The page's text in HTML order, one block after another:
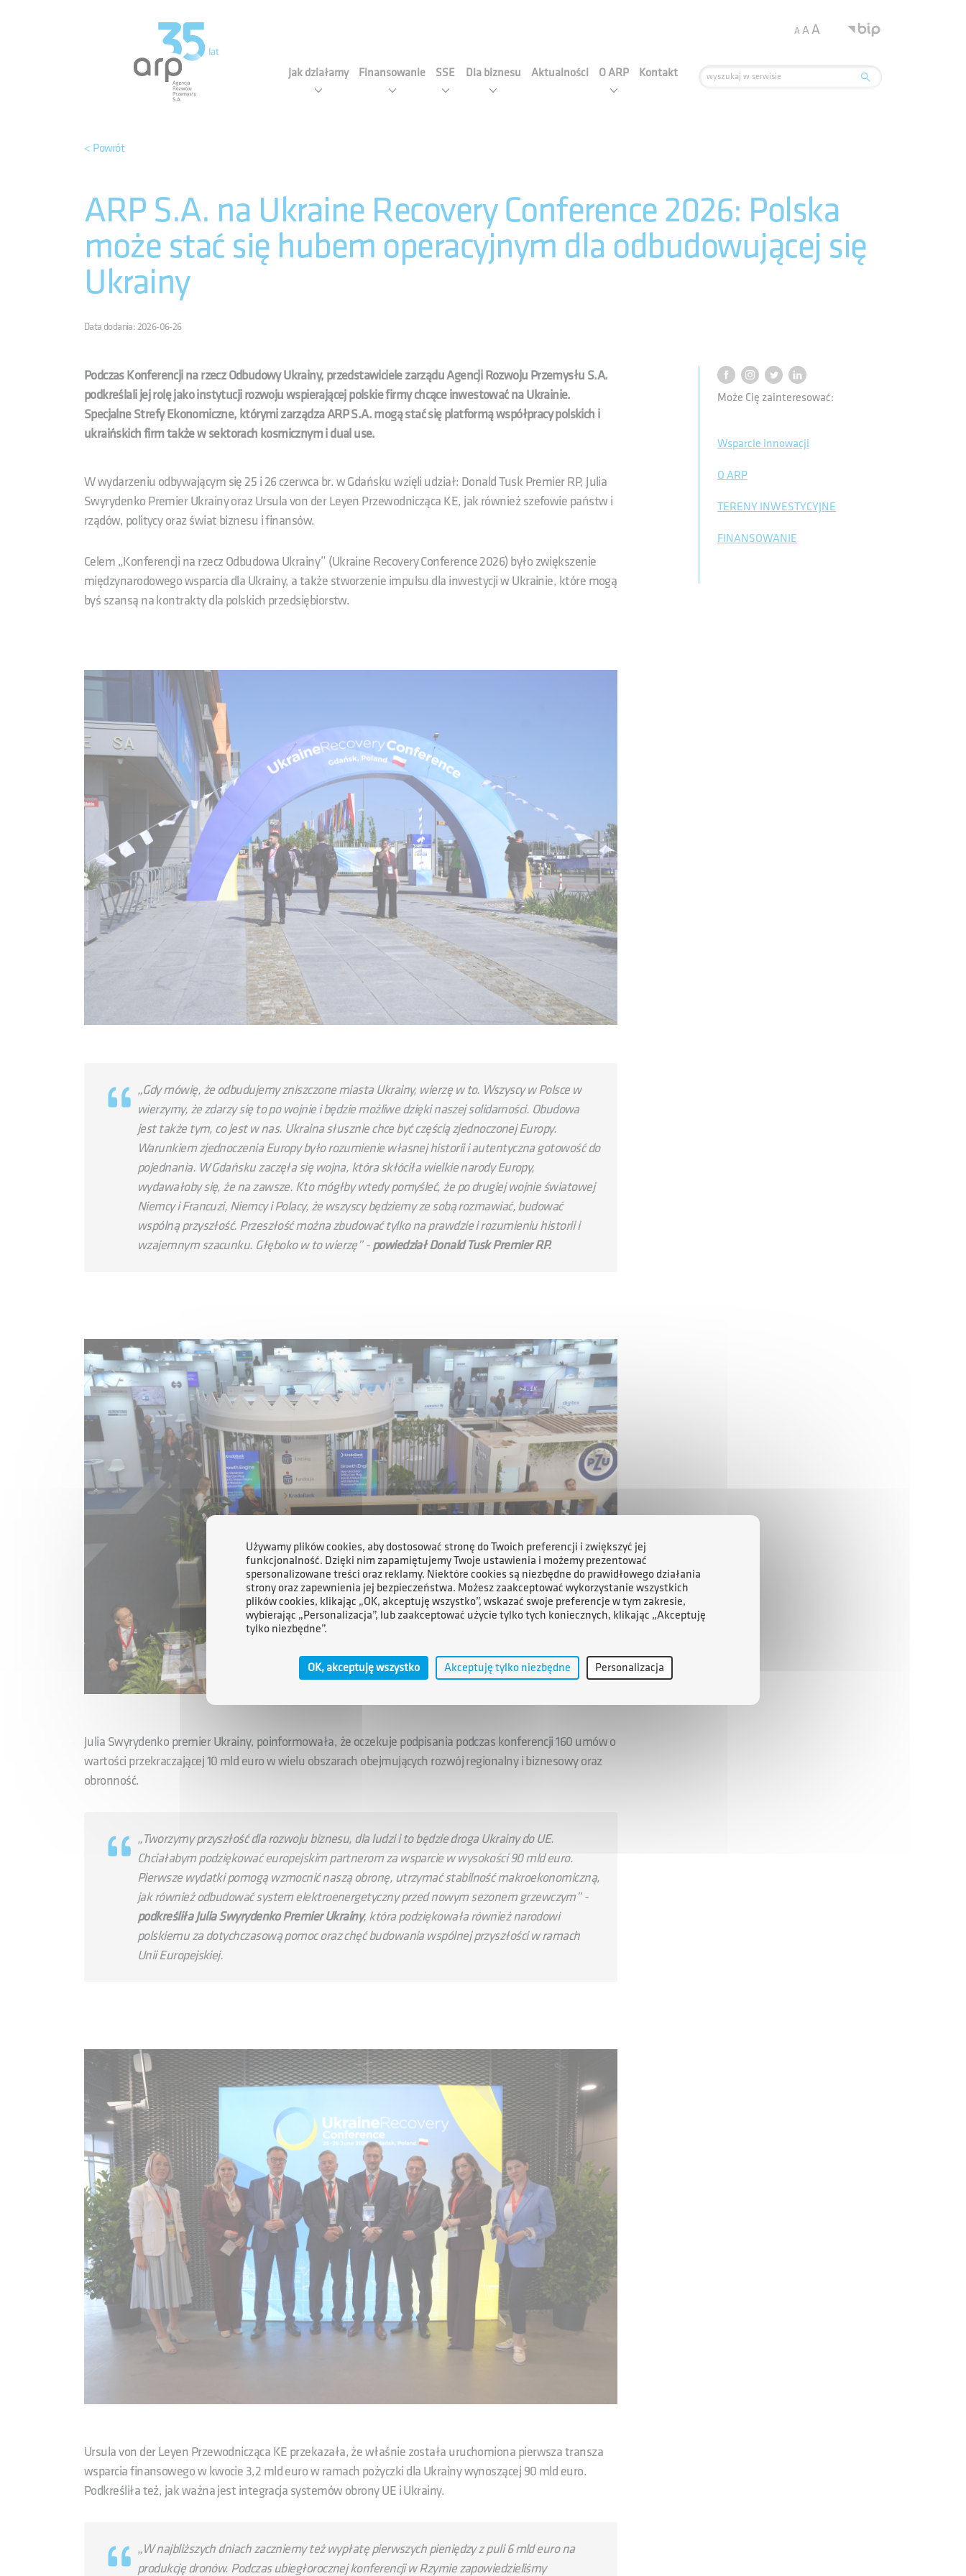
Jak działamy Finansowanie SSE Dla biznesu Aktualności O ARP Kontakt
AAA
< Powrót
ARP S.A. na Ukraine Recovery Conference 2026: Polska
może stać się hubem operacyjnym dla odbudowującej się
Ukrainy
Data dodania: 2026-06-26
Podczas Konferencji na rzecz Odbudowy Ukrainy, przedstawiciele zarządu Agencji Rozwoju Przemysłu S.A.
podkreślali jej rolę jako instytucji rozwoju wspierającej polskie firmy chcące inwestować na Ukrainie.
Specjalne Strefy Ekonomiczne, którymi zarządza ARP S.A. mogą stać się platformą współpracy polskich i
ukraińskich firm także w sektorach kosmicznym i dual use.
W wydarzeniu odbywającym się 25 i 26 czerwca br. w Gdańsku wzięli udział: Donald Tusk Premier RP, Julia
Swyrydenko Premier Ukrainy oraz Ursula von der Leyen Przewodnicząca KE, jak również szefowie państw i
rządów, politycy oraz świat biznesu i finansów.
Celem „Konferencji na rzecz Odbudowa Ukrainy” (Ukraine Recovery Conference 2026) było zwiększenie
międzynarodowego wsparcia dla Ukrainy, a także stworzenie impulsu dla inwestycji w Ukrainie, które mogą
byś szansą na kontrakty dla polskich przedsiębiorstw.
„Gdy mówię, że odbudujemy zniszczone miasta Ukrainy, wierzę w to. Wszyscy w Polsce w
wierzymy, że zdarzy się to po wojnie i będzie możliwe dzięki naszej solidarności. Obudowa
jest także tym, co jest w nas. Ukraina słusznie chce być częścią zjednoczonej Europy.
Warunkiem zjednoczenia Europy było rozumienie własnej historii i autentyczna gotowość do
pojednania. W Gdańsku zaczęła się wojna, która skłóciła wielkie narody Europy,
wydawałoby się, że na zawsze. Kto mógłby wtedy pomyśleć, że po drugiej wojnie światowej
Niemcy i Francuzi, Niemcy i Polacy, że wszyscy będziemy ze sobą rozmawiać, budować
wspólną przyszłość. Przeszłość można zbudować tylko na prawdzie i rozumieniu historii i
wzajemnym szacunku. Głęboko w to wierzę” -powiedział Donald Tusk Premier RP.
Julia Swyrydenko premier Ukrainy, poinformowała, że oczekuje podpisania podczas konferencji 160 umów o
wartości przekraczającej 10 mld euro w wielu obszarach obejmujących rozwój regionalny i biznesowy oraz
obronność.
„Tworzymy przyszłość dla rozwoju biznesu, dla ludzi i to będzie droga Ukrainy do UE.
Chciałabym podziękować europejskim partnerom za wsparcie w wysokości 90 mld euro.
Pierwsze wydatki pomogą wzmocnić naszą obronę, utrzymać stabilność makroekonomiczną,
jak również odbudować system elektroenergetyczny przed nowym sezonem grzewczym” -
podkreśliła Julia Swyrydenko Premier Ukrainy, która podziękowała również narodowi
polskiemu za dotychczasową pomoc oraz chęć budowania wspólnej przyszłości w ramach
Unii Europejskiej.
Ursula von der Leyen Przewodnicząca KE przekazała, że właśnie została uruchomiona pierwsza transza
wsparcia finansowego w kwocie 3,2 mld euro w ramach pożyczki dla Ukrainy wynoszącej 90 mld euro.
Podkreśliła też, jak ważna jest integracja systemów obrony UE i Ukrainy.
„W najbliższych dniach zaczniemy też wypłatę pierwszych pieniędzy z puli 6 mld euro na
produkcję dronów. Podczas ubiegłorocznej konferencji w Rzymie zapowiedzieliśmy
Może Cię zainteresować:
Wsparcie innowacji
O ARP
TERENY INWESTYCYJNE
FINANSOWANIE
Używamy plików cookies, aby dostosować stronę do Twoich preferencji i zwiększyć jej
funkcjonalność. Dzięki nim zapamiętujemy Twoje ustawienia i możemy prezentować
spersonalizowane treści oraz reklamy. Niektóre cookies są niezbędne do prawidłowego działania
strony oraz zapewnienia jej bezpieczeństwa. Możesz zaakceptować wykorzystanie wszystkich
plików cookies, klikając „OK, akceptuję wszystko”, wskazać swoje preferencje w tym zakresie,
wybierając „Personalizacja”, lub zaakceptować użycie tylko tych koniecznych, klikając „Akceptuję
tylko niezbędne”.
OK, akceptuję wszystko Akceptuję tylko niezbędne Personalizacja